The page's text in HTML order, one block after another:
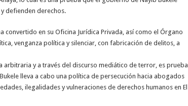
defienden derechos.
convertido en su Oficina Jurídica Privada, así como el Órgano
venganza política y silenciar, con fabricación de delitos, a
arbitraria y a través del discurso mediático de terror, es prueba
lleva a cabo una política de persecución hacia abogados
ilegalidades y vulneraciones de derechos humanos en El